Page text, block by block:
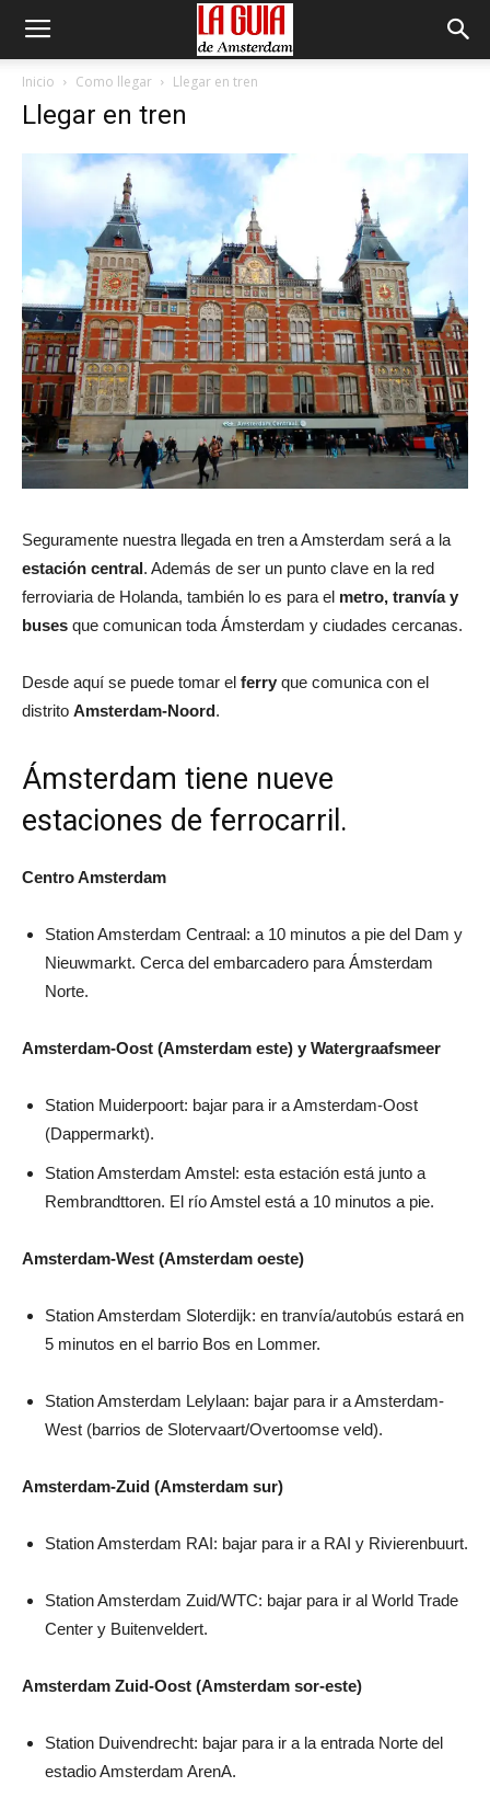
Inicio Como llegar Llegar en tren
Llegar en tren
Seguramente nuestra llegada en tren a Amsterdam será a la
estación central. Además de ser un punto clave en la red
ferroviaria de Holanda, también lo es para el metro, tranvía y
buses que comunican toda Ámsterdam y ciudades cercanas.
Desde aquí se puede tomar el ferry que comunica con el
distrito Amsterdam-Noord.
Ámsterdam tiene nueve
estaciones de ferrocarril.
Centro Amsterdam
Station Amsterdam Centraal: a 10 minutos a pie del Dam y
Nieuwmarkt. Cerca del embarcadero para Ámsterdam
Norte.
Amsterdam-Oost (Amsterdam este) y Watergraafsmeer
Station Muiderpoort: bajar para ir a Amsterdam-Oost
(Dappermarkt).
Station Amsterdam Amstel: esta estación está junto a
Rembrandttoren. El río Amstel está a 10 minutos a pie.
Amsterdam-West (Amsterdam oeste)
Station Amsterdam Sloterdijk: en tranvía/autobús estará en
5 minutos en el barrio Bos en Lommer.
Station Amsterdam Lelylaan: bajar para ir a Amsterdam-
West (barrios de Slotervaart/Overtoomse veld).
Amsterdam-Zuid (Amsterdam sur)
Station Amsterdam RAI: bajar para ir a RAI y Rivierenbuurt.
Station Amsterdam Zuid/WTC: bajar para ir al World Trade
Center y Buitenveldert.
Amsterdam Zuid-Oost (Amsterdam sor-este)
Station Duivendrecht: bajar para ir a la entrada Norte del
estadio Amsterdam ArenA.